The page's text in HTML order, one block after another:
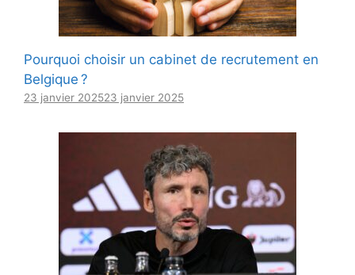
Pourquoi choisir un cabinet de recrutement en
Belgique ?
23 janvier 202523 janvier 2025